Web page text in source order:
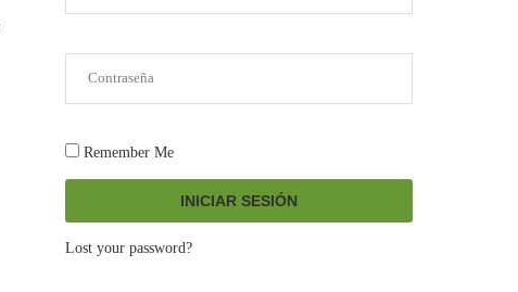
Remember Me
INICIAR SESIÓN
Lost your password?